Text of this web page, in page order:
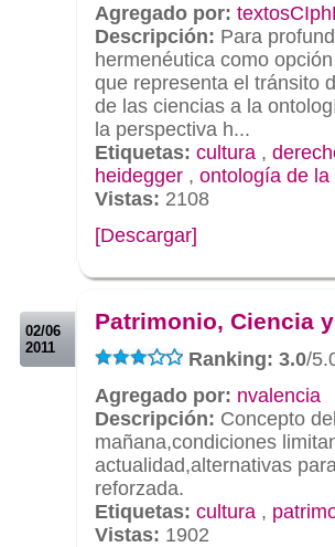
Agregado por:
Descripción: Para
hermenéutica como
que representa el tránsito
de las ciencias a la
la perspectiva h...
Etiquetas: cultura ,
heidegger , ontología de la
Vistas: 2108
[Descargar]
02/06
2011
Patrimonio, Ciencia
Ranking: 3.0/
Agregado por: nvalencia
Descripción: Concepto
mañana,condiciones
actualidad,alternativas
reforzada.
Etiquetas: cultura ,
Vistas: 1902